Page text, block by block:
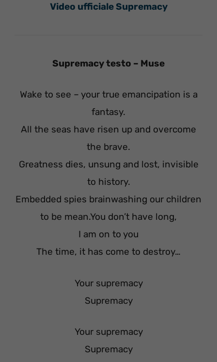
Video ufficiale Supremacy
Supremacy testo – Muse
Wake to see – your true emancipation is a
fantasy.
All the seas have risen up and overcome
the brave.
Greatness dies, unsung and lost, invisible
to history.
Embedded spies brainwashing our children
to be mean.You don’t have long,
I am on to you
The time, it has come to destroy…
Your supremacy
Supremacy
Your supremacy
Supremacy